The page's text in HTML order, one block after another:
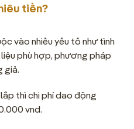
tiền?
vào nhiều yếu tố như tình
phù hợp, phương pháp
giả.
thì chi phí dao động
vnd.